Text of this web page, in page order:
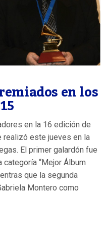
en los
en la 16 edición de
realizó este jueves en la
El primer galardón fue
“Mejor Álbum
que la segunda
Montero como